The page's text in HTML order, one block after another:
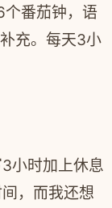
番茄钟，语
充。每天3小
小时加上休息
，而我还想